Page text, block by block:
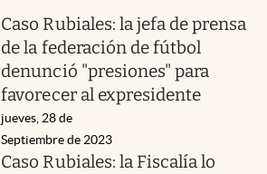
Caso Rubiales: la jefa de prensa
de la federación de fútbol
denunció "presiones" para
favorecer al expresidente
jueves, 28 de
Septiembre de 2023
Caso Rubiales: la Fiscalía lo